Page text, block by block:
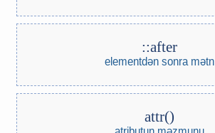
::after
elementdən sonra mətn
attr()